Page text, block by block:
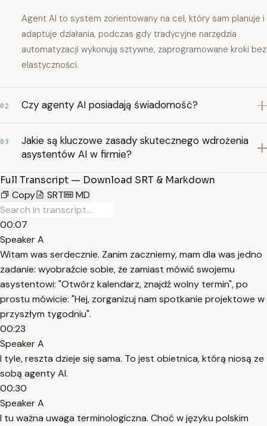
Agent AI to system zorientowany na cel, który sam planuje i
adaptuje działania, podczas gdy tradycyjne narzędzia
automatyzacji wykonują sztywne, zaprogramowane kroki bez
elastyczności.
02 Czy agenty AI posiadają świadomość?
03
Jakie są kluczowe zasady skutecznego wdrożenia
asystentów AI w firmie?
Full Transcript — Download SRT & Markdown
Copy
SRT MD
00:07
Speaker A
Witam was serdecznie. Zanim zaczniemy, mam dla was jedno
zadanie: wyobraźcie sobie, że zamiast mówić swojemu
asystentowi: "Otwórz kalendarz, znajdź wolny termin", po
prostu mówicie: "Hej, zorganizuj nam spotkanie projektowe w
przyszłym tygodniu".
00:23
Speaker A
I tyle, reszta dzieje się sama. To jest obietnica, którą niosą ze
sobą agenty AI.
00:30
Speaker A
I tu ważna uwaga terminologiczna. Choć w języku polskim